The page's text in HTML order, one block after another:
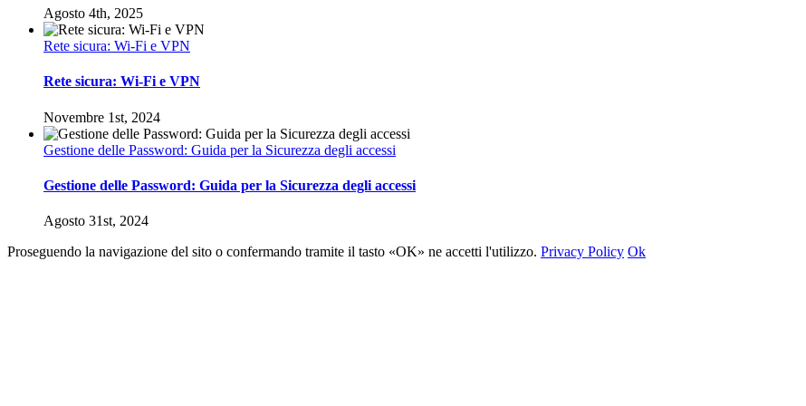
Agosto 4th, 2025
Rete sicura: Wi-Fi e VPN
Rete sicura: Wi-Fi e VPN
Novembre 1st, 2024
Gestione delle Password: Guida per la Sicurezza degli accessi
Gestione delle Password: Guida per la Sicurezza degli accessi
Agosto 31st, 2024
Proseguendo la navigazione del sito o confermando tramite il tasto «OK» ne accetti l'utilizzo. Privacy Policy Ok